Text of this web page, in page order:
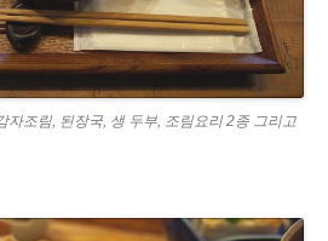
자조림, 된장국, 생 두부, 조림요리 2종 그리고